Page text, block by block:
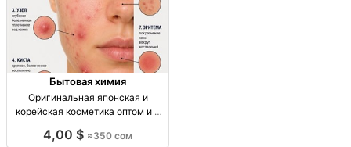
Бытовая химия
Оригинальная японская и
корейская косметика оптом и в
СНГ опт/розн: яп. и корейская
4,00 $ ≈350 сом